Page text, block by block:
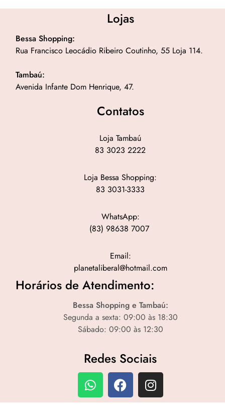
Lojas
Bessa Shopping:
Rua Francisco Leocádio Ribeiro Coutinho, 55 Loja 114.
Tambaú:
Avenida Infante Dom Henrique, 47.
Contatos
Loja Tambaú
83 3023 2222
Loja Bessa Shopping:
83 3031-3333
WhatsApp:
(83) 98638 7007
Email:
planetaliberal@hotmail.com
Horários de Atendimento:
Bessa Shopping e Tambaú:
Segunda a sexta: 09:00 às 18:30
Sábado: 09:00 às 12:30
Redes Sociais